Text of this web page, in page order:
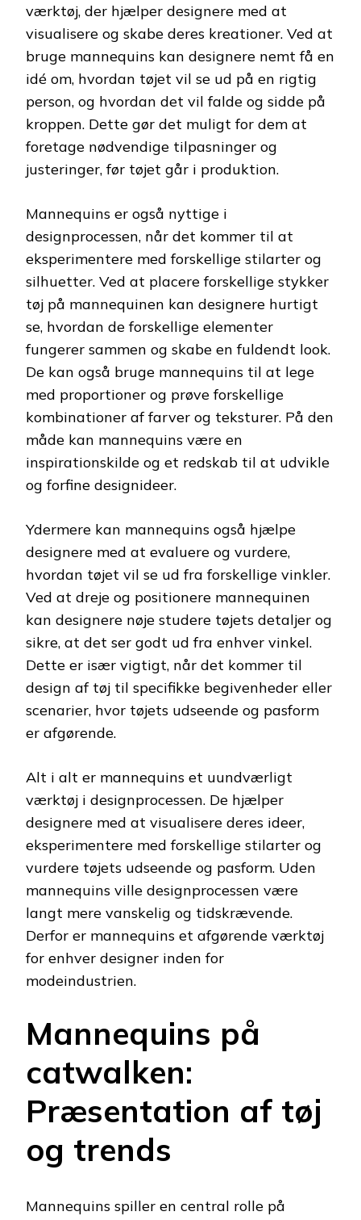
værktøj, der hjælper designere med at
visualisere og skabe deres kreationer. Ved at
bruge mannequins kan designere nemt få en
idé om, hvordan tøjet vil se ud på en rigtig
person, og hvordan det vil falde og sidde på
kroppen. Dette gør det muligt for dem at
foretage nødvendige tilpasninger og
justeringer, før tøjet går i produktion.
Mannequins er også nyttige i
designprocessen, når det kommer til at
eksperimentere med forskellige stilarter og
silhuetter. Ved at placere forskellige stykker
tøj på mannequinen kan designere hurtigt
se, hvordan de forskellige elementer
fungerer sammen og skabe en fuldendt look.
De kan også bruge mannequins til at lege
med proportioner og prøve forskellige
kombinationer af farver og teksturer. På den
måde kan mannequins være en
inspirationskilde og et redskab til at udvikle
og forfine designideer.
Ydermere kan mannequins også hjælpe
designere med at evaluere og vurdere,
hvordan tøjet vil se ud fra forskellige vinkler.
Ved at dreje og positionere mannequinen
kan designere nøje studere tøjets detaljer og
sikre, at det ser godt ud fra enhver vinkel.
Dette er især vigtigt, når det kommer til
design af tøj til specifikke begivenheder eller
scenarier, hvor tøjets udseende og pasform
er afgørende.
Alt i alt er mannequins et uundværligt
værktøj i designprocessen. De hjælper
designere med at visualisere deres ideer,
eksperimentere med forskellige stilarter og
vurdere tøjets udseende og pasform. Uden
mannequins ville designprocessen være
langt mere vanskelig og tidskrævende.
Derfor er mannequins et afgørende værktøj
for enhver designer inden for
modeindustrien.
Mannequins på
catwalken:
Præsentation af tøj
og trends
Mannequins spiller en central rolle på